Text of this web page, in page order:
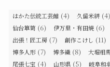
はかた伝統工芸館 (4) 久留米絣 (4)
仙台箪笥 (6) 伊万里・有田焼 (6)
出張！匠工房 (7) 創作こけし (11)
博多人形 (7) 博多織 (8) 大堀相
尾張七宝 (4) 山形県 (5) 岐阜和